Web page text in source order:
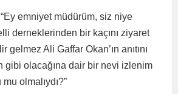
emniyet müdürüm, siz niye
derneklerinden bir kaçını ziyaret
Ali Gaffar Okan’ın anıtını
gibi olacağına dair bir nevi izlenim
olmalıydı?”